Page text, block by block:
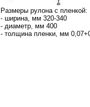
Размеры рулона с пленкой:
- ширина, мм 320-340
- диаметр, мм 400
- толщина пленки, мм